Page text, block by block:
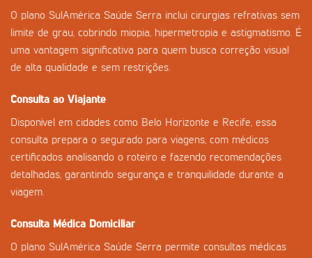
O plano SulAmérica Saúde Serra inclui cirurgias refrativas sem
limite de grau, cobrindo miopia, hipermetropia e astigmatismo. É
uma vantagem significativa para quem busca correção visual
de alta qualidade e sem restrições.
Consulta ao Viajante
Disponível em cidades como Belo Horizonte e Recife, essa
consulta prepara o segurado para viagens, com médicos
certificados analisando o roteiro e fazendo recomendações
detalhadas, garantindo segurança e tranquilidade durante a
viagem.
Consulta Médica Domiciliar
O plano SulAmérica Saúde Serra permite consultas médicas